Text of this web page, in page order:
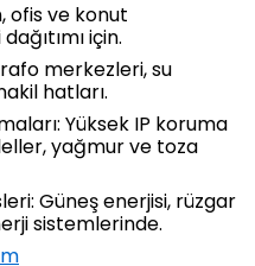
ofis ve konut
için.
merkezleri, su
hatları.
Yüksek IP koruma
yağmur ve toza
Güneş enerjisi, rüzgar
sistemlerinde.